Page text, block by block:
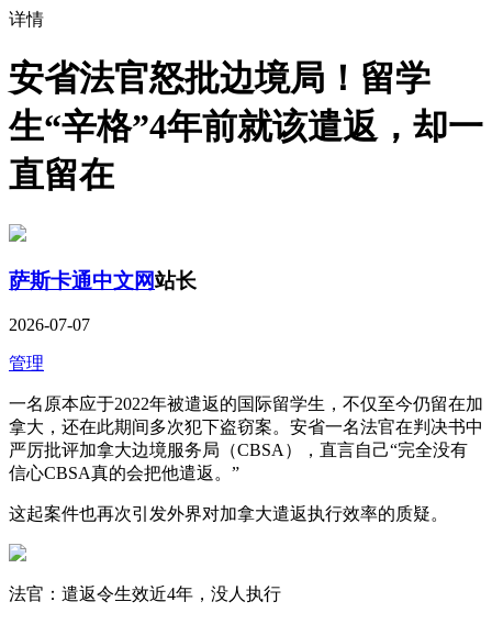
详情
安省法官怒批边境局！留学
生“辛格”4年前就该遣返，却一
直留在
萨斯卡通中文网站长
2026-07-07
管理
一名原本应于2022年被遣返的国际留学生，不仅至今仍留在加
拿大，还在此期间多次犯下盗窃案。安省一名法官在判决书中
严厉批评加拿大边境服务局（CBSA），直言自己“完全没有
信心CBSA真的会把他遣返。”
这起案件也再次引发外界对加拿大遣返执行效率的质疑。
法官：遣返令生效近4年，没人执行